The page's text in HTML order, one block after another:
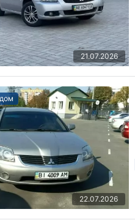
21.07.2026
22.07.2026